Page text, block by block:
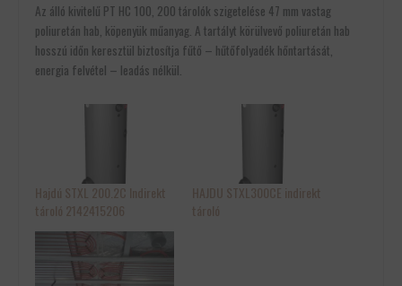
Az álló kivitelű PT HC 100, 200 tárolók szigetelése 47 mm vastag
poliuretán hab, köpenyük műanyag. A tartályt körülvevő poliuretán hab
hosszú időn keresztül biztosítja fűtő – hűtőfolyadék hőntartását,
energia felvétel – leadás nélkül.
Hajdú STXL 200.2C Indirekt
tároló 2142415206
HAJDU STXL300CE indirekt
tároló